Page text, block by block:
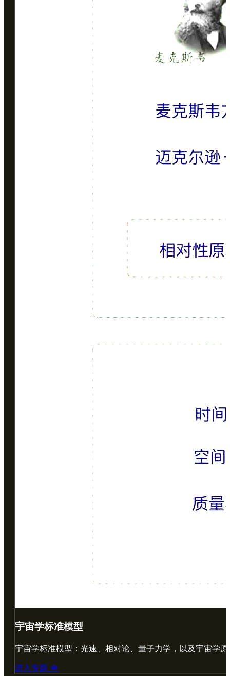
宇宙学标准模型
宇宙学标准模型：光速、相对论、量子力学，以及宇宙学
进入专题 